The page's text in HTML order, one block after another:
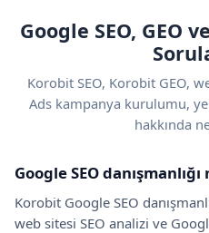
Google SEO, GEO
Korobit SEO, Korobit GEO,
Ads kampanya kurulumu,
hakkında
Google SEO
Korobit Google SEO
web sitesi SEO analizi ve